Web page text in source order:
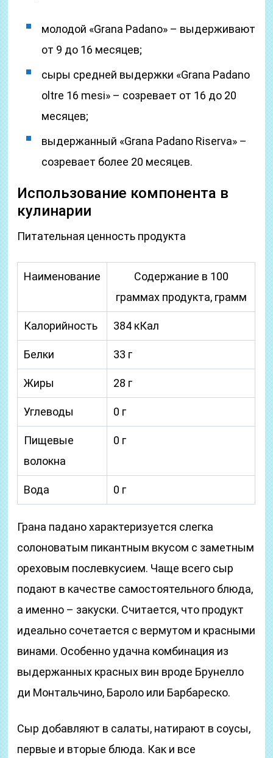
молодой «Grana Padano» – выдерживают
от 9 до 16 месяцев;
сыры средней выдержки «Grana Padano
oltre 16 mesi» – созревает от 16 до 20
месяцев;
выдержанный «Grana Padano Riserva» –
созревает более 20 месяцев.
Использование компонента в
кулинарии
Питательная ценность продукта
Наименование
Содержание в 100
граммах продукта, грамм
Калорийность 384 кКал
Белки 33 г
Жиры 28 г
Углеводы 0 г
Пищевые
волокна
0 г
Вода 0 г
Грана падано характеризуется слегка
солоноватым пикантным вкусом с заметным
ореховым послевкусием. Чаще всего сыр
подают в качестве самостоятельного блюда,
а именно – закуски. Считается, что продукт
идеально сочетается с вермутом и красными
винами. Особенно удачна комбинация из
выдержанных красных вин вроде Брунелло
ди Монтальчино, Бароло или Барбареско.
Сыр добавляют в салаты, натирают в соусы,
первые и вторые блюда. Как и все